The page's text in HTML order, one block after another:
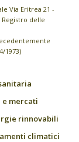
Via Eritrea 21 -
delle
1973)
mercati
rinnovabili
climatici